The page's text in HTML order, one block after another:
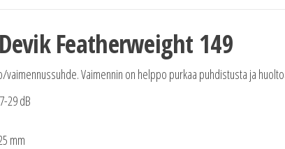
Featherweight 149
vaimennussuhde. Vaimennin on helppo purkaa puhdistusta ja
29 dB
mm